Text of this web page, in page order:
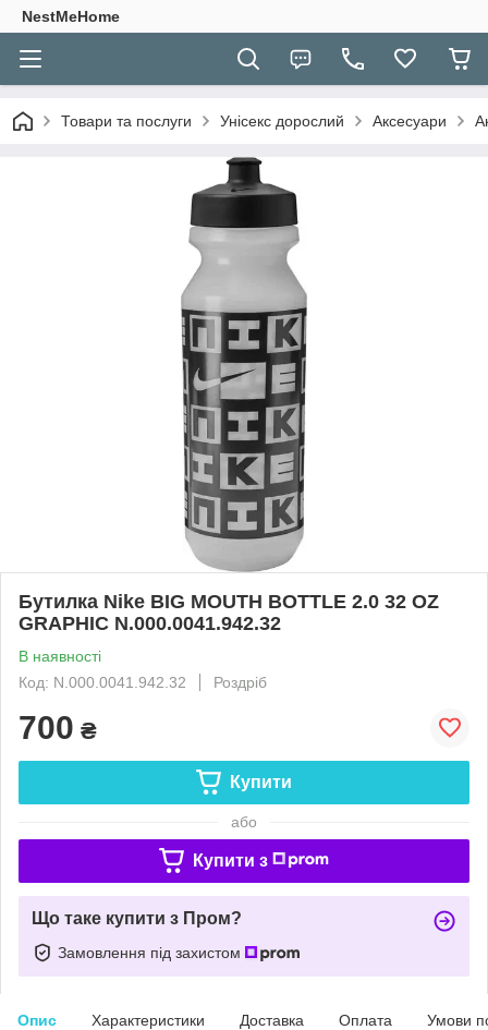
NestMeHome
Товари та послуги Унісекс дорослий Аксесуари
Бутилка Nike BIG MOUTH BOTTLE 2.0 32 OZ
GRAPHIC N.000.0041.942.32
В наявності
Код: N.000.0041.942.32
Роздріб
700 ₴
Купити
або
Купити з
Що таке купити з Пром?
Замовлення під захистом
Опис Характеристики Доставка Оплата Умови